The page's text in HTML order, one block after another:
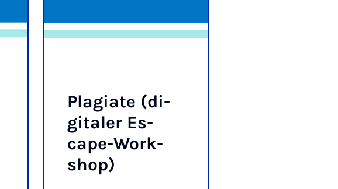
Pla­gi­a­te (di­
gi­ta­ler Es­
cape-Work­
shop)